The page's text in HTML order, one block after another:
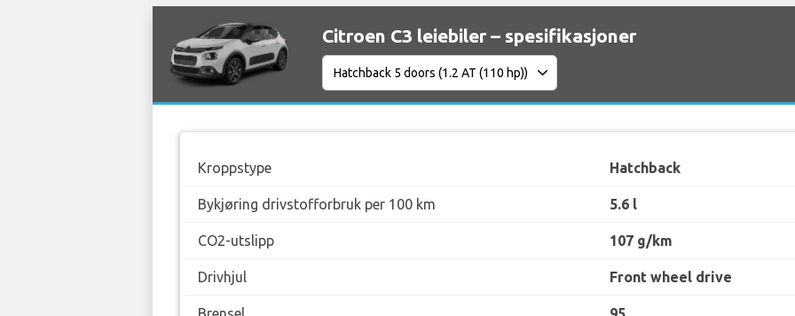
Citroen C3 leiebiler – spesifikasjoner
Kroppstype Hatchback
Bykjøring drivstofforbruk per 100 km 5.6 l
CO2-utslipp 107 g/km
Drivhjul Front wheel drive